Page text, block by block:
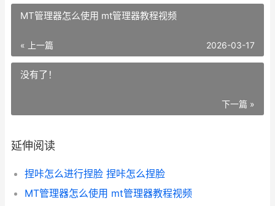
MT管理器怎么使用 mt管理器教程视频
« 上一篇 2026-03-17
没有了！
下一篇 »
延伸阅读
捏咔怎么进行捏脸 捏咔怎么捏脸
MT管理器怎么使用 mt管理器教程视频